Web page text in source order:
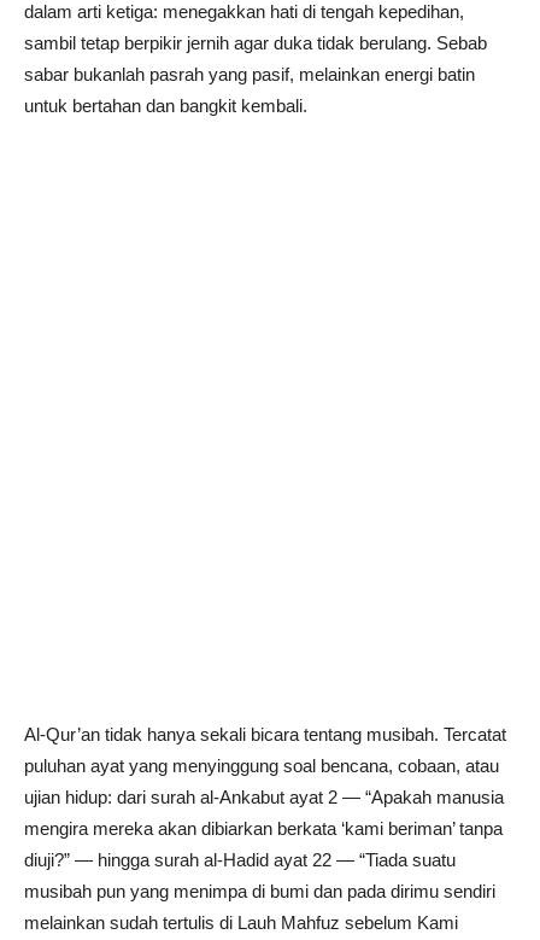
dalam arti ketiga: menegakkan hati di tengah kepedihan,
sambil tetap berpikir jernih agar duka tidak berulang. Sebab
sabar bukanlah pasrah yang pasif, melainkan energi batin
untuk bertahan dan bangkit kembali.
Al-Qur’an tidak hanya sekali bicara tentang musibah. Tercatat
puluhan ayat yang menyinggung soal bencana, cobaan, atau
ujian hidup: dari surah al-Ankabut ayat 2 — “Apakah manusia
mengira mereka akan dibiarkan berkata ‘kami beriman’ tanpa
diuji?” — hingga surah al-Hadid ayat 22 — “Tiada suatu
musibah pun yang menimpa di bumi dan pada dirimu sendiri
melainkan sudah tertulis di Lauh Mahfuz sebelum Kami